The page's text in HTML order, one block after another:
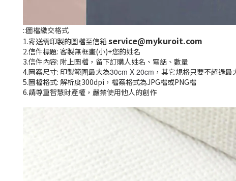
::圖檔繳交格式
1.寄送需印製的圖檔至信箱 service@mykuroit.com
2.信件標題: 客製無框畫(小)+您的姓名
3.信件內容: 附上圖檔，留下訂購人姓名、電話、數量
4.圖案尺寸: 印製範圍最大為30cm X 20cm ，其它規格只要不超過
5.圖檔格式: 解析度300dpi，檔案格式為JPG檔或PNG檔
6.請尊重智慧財產權，嚴禁使用他人的創作